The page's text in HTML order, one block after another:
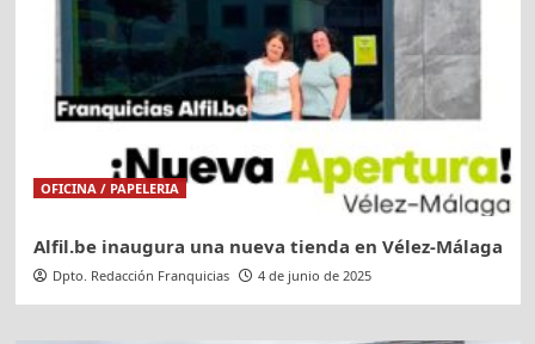
OFICINA / PAPELERIA
Alfil.be inaugura una nueva tienda en Vélez-Málaga
Dpto. Redacción Franquicias 4 de junio de 2025